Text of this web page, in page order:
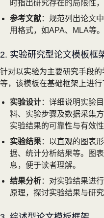
时指出研究存在的局限性
参考文献：规范列出论文
用格式，如APA、MLA等。
2. 实验研究型论文模板框
针对以实验为主要研究手段
等，该模板在基础框架上进行
实验设计：详细说明实验
料、实验步骤及数据采集
实验结果的可靠性与有效性
实验结果：以直观的图表
据、统计分析结果等。图
息，便于读者理解。
结果分析：对实验结果进
原理，探讨实验结果与研